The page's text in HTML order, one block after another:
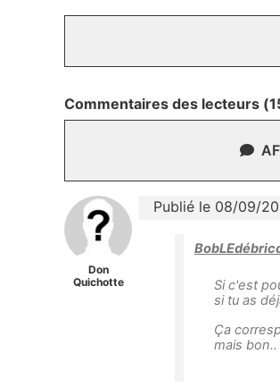
Commentaires des lecteurs
Don
Quichotte
Publié le 08/09/
Si c'est
si tu as
Ça
mais bon..